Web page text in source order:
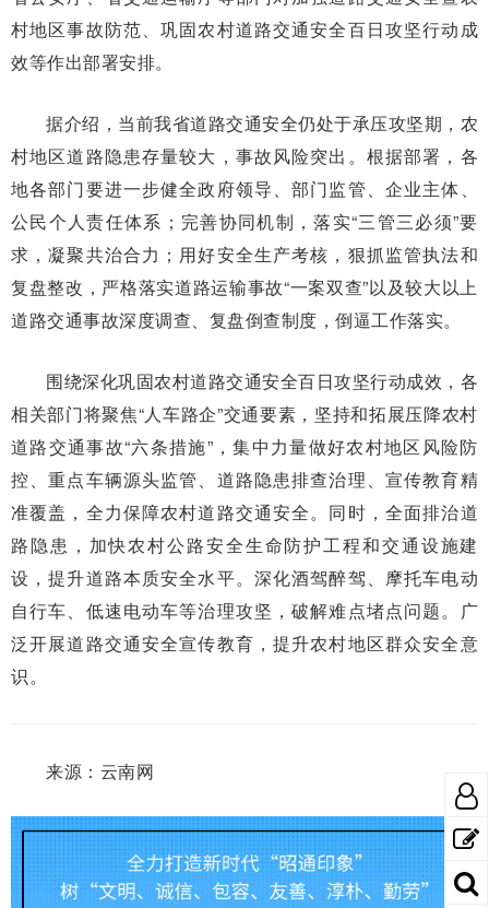
村地区事故防范、巩固农村道路交通安全百日攻坚行动成
效等作出部署安排。
据介绍，当前我省道路交通安全仍处于承压攻坚期，农
村地区道路隐患存量较大，事故风险突出。根据部署，各
地各部门要进一步健全政府领导、部门监管、企业主体、
公民个人责任体系；完善协同机制，落实“三管三必须”要
求，凝聚共治合力；用好安全生产考核，狠抓监管执法和
复盘整改，严格落实道路运输事故“一案双查”以及较大以上
道路交通事故深度调查、复盘倒查制度，倒逼工作落实。
围绕深化巩固农村道路交通安全百日攻坚行动成效，各
相关部门将聚焦“人车路企”交通要素，坚持和拓展压降农村
道路交通事故“六条措施”，集中力量做好农村地区风险防
控、重点车辆源头监管、道路隐患排查治理、宣传教育精
准覆盖，全力保障农村道路交通安全。同时，全面排治道
路隐患，加快农村公路安全生命防护工程和交通设施建
设，提升道路本质安全水平。深化酒驾醉驾、摩托车电动
自行车、低速电动车等治理攻坚，破解难点堵点问题。广
泛开展道路交通安全宣传教育，提升农村地区群众安全意
识。
来源：云南网